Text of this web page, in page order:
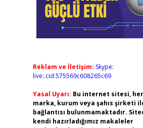
Reklam ve İletişim: Skype:
live:.cid.575569c608265c69
Yasal Uyarı: Bu internet sitesi,
marka, kurum veya şahıs şirketi
bağlantısı bulunmamaktadır.
kendi hazırladığımız makaleler